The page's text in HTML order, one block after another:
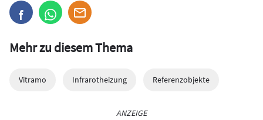
Mehr zu diesem Thema
Vitramo Infrarotheizung Referenzobjekte
ANZEIGE